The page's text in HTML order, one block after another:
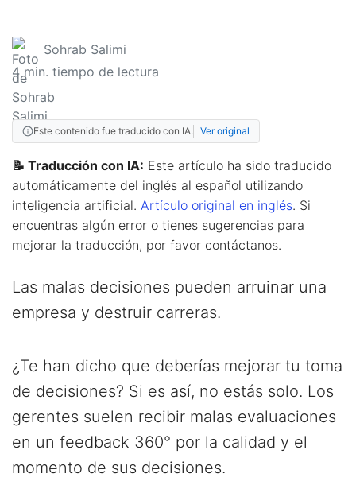
Sohrab Salimi
4min. tiempo de lectura
Este contenido fue traducido con IA. Ver original
📝 Traducción con IA: Este artículo ha sido traducido
automáticamente del inglés al español utilizando
inteligencia artificial. Artículo original en inglés. Si
encuentras algún error o tienes sugerencias para
mejorar la traducción, por favor contáctanos.
Las malas decisiones pueden arruinar una
empresa y destruir carreras.
¿Te han dicho que deberías mejorar tu toma
de decisiones? Si es así, no estás solo. Los
gerentes suelen recibir malas evaluaciones
en un feedback 360° por la calidad y el
momento de sus decisiones.